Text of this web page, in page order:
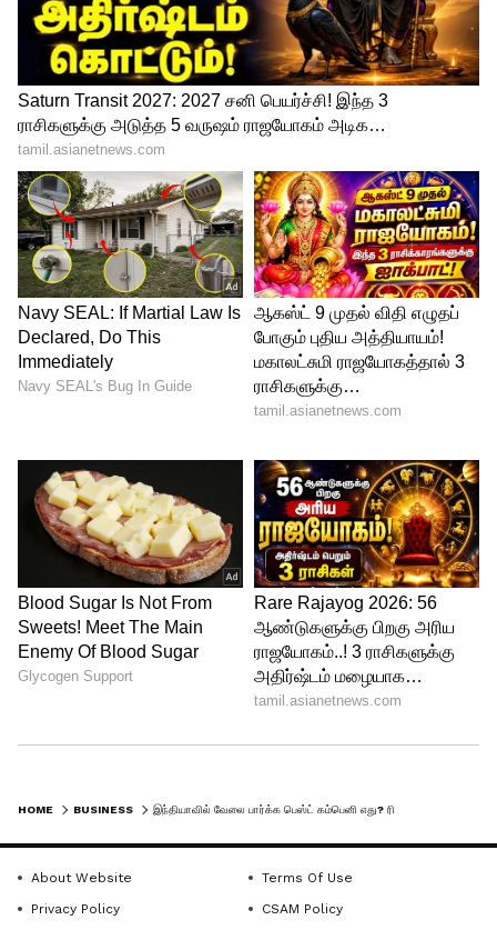
கிடைத்துள்ளது. மேலும், ரிலையன்ஸ்
இண்டஸ்ட்ரீஸ் மற்றும் ரிலையன்ஸ்
ரீடெய்லுக்கு இணைந்து 'இந்தியாவின்
சிறந்த பணியமர்த்துபவர்கள் தேசத்தை
கட்டியெழுப்பும்' என்ற சிறப்பு அங்கீகாரமும்
வழங்கப்பட்டுள்ளது.
5
இந்த தரவரிசை வெறும் நிறுவனத்தின்
பெயர் அல்லது வருவாயை வைத்து
HOME BUSINESS
About Website
Terms Of Use
Privacy Policy
CSAM Policy